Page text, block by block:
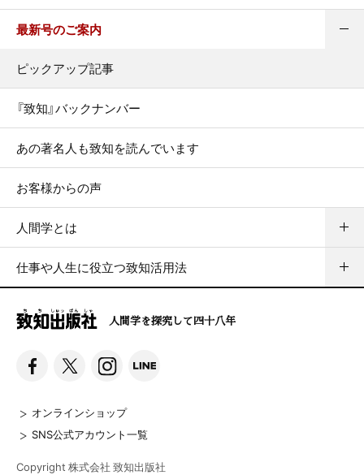
最新号のご案内
ピックアップ記事
『致知』バックナンバー
あの著名人も致知を読んでいます
お客様からの声
人間学とは
仕事や人生に役立つ致知活用法
人間学を探究して四十八年
オンラインショップ
SNS公式アカウント一覧
Copyright 株式会社 致知出版社